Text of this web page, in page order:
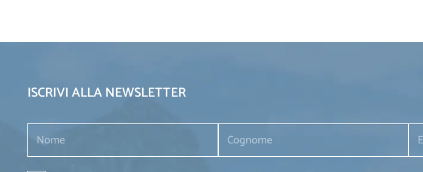
ISCRIVI ALLA NEWSLETTER